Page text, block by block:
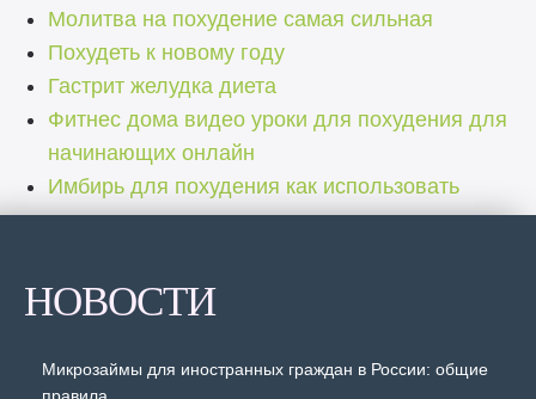
Молитва на похудение самая сильная
Похудеть к новому году
Гастрит желудка диета
Фитнес дома видео уроки для похудения для
начинающих онлайн
Имбирь для похудения как использовать
НОВОСТИ
Микрозаймы для иностранных граждан в России: общие